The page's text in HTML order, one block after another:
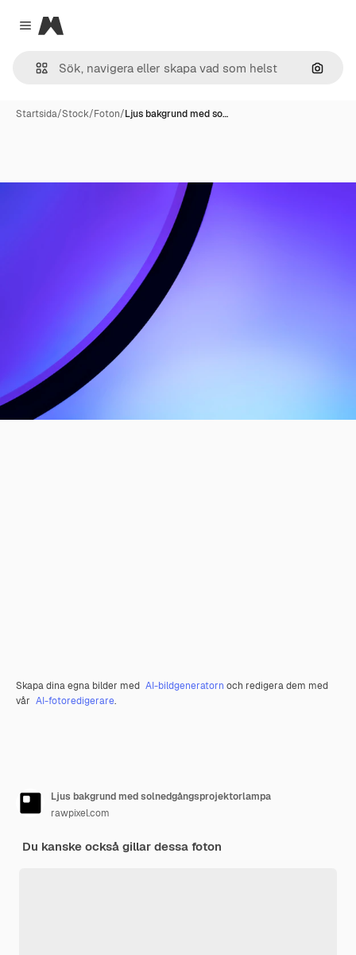
Close menu
Magnific
Sök
Startsida/Stock/Foton/Ljus bakgrund med so…
Skapa dina egna bilder med AI-bildgeneratorn och redigera dem med
vår AI-fotoredigerare.
Ljus bakgrund med solnedgångsprojektorlampa
rawpixel.com
Du kanske också gillar dessa foton